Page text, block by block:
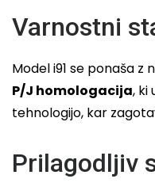
Varnostni
Model i91 se ponaša
P/J homologacija, ki
tehnologijo, kar
Prilagodljiv